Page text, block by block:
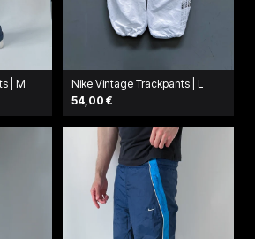
| M
Nike Vintage Trackpants | L
54,00 €